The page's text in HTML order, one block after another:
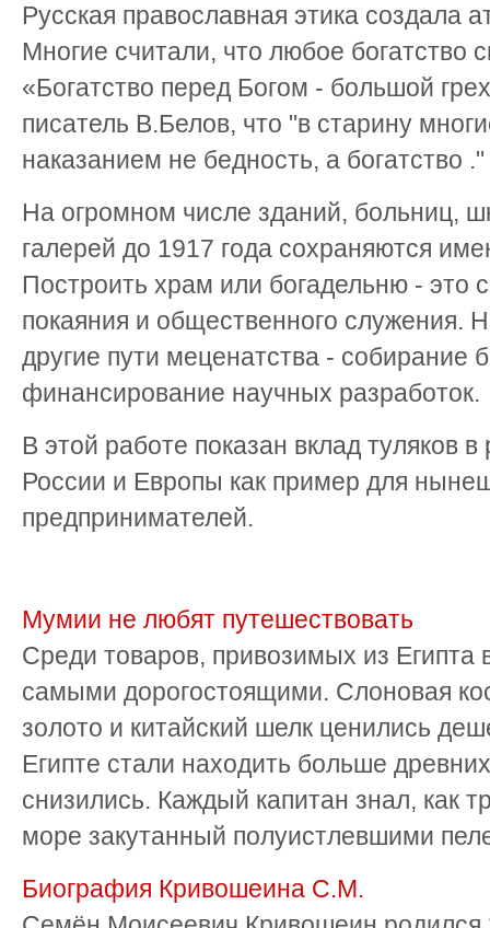
Русская православная этика создала
Многие считали, что любое богатство
«Богатство перед Богом - большой
писатель В.Белов, что "в старину
наказанием не бедность, а богатство ."
На огромном числе зданий, больниц,
галерей до 1917 года сохраняются
Построить храм или богадельню - это
покаяния и общественного служения.
другие пути меценатства - собирание
финансирование научных разработок.
В этой работе показан вклад туляков
России и Европы как пример для
предпринимателей.
Мумии не любят путешествовать
Среди товаров, привозимых из Египта
самыми дорогостоящими. Слоновая
золото и китайский шелк ценились
Египте стали находить больше
снизились. Каждый капитан знал, как
море закутанный полуистлевшими
Биография Кривошеина С.М.